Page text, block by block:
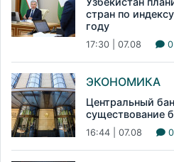
стран по
году
17:30 | 07.08 0
ЭКОНОМИКА
Центральный
существование
16:44 | 07.08 0